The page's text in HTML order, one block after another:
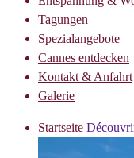
Tagungen
Spezialangebote
Cannes entdecken
Kontakt & Anfahrt
Galerie
Startseite